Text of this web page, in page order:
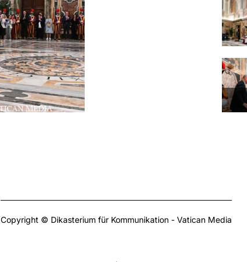
Copyright © Dikasterium für Kommunikation - Vatican Media